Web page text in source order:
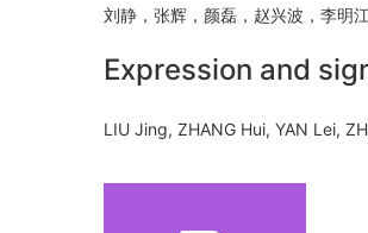
刘静，张辉，颜磊，赵兴波，李明
Expression and
LIU Jing, ZHANG Hui, YAN Lei,